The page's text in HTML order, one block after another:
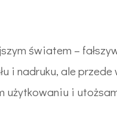
światem –
i nadruku, ale przede
użytkowaniu i